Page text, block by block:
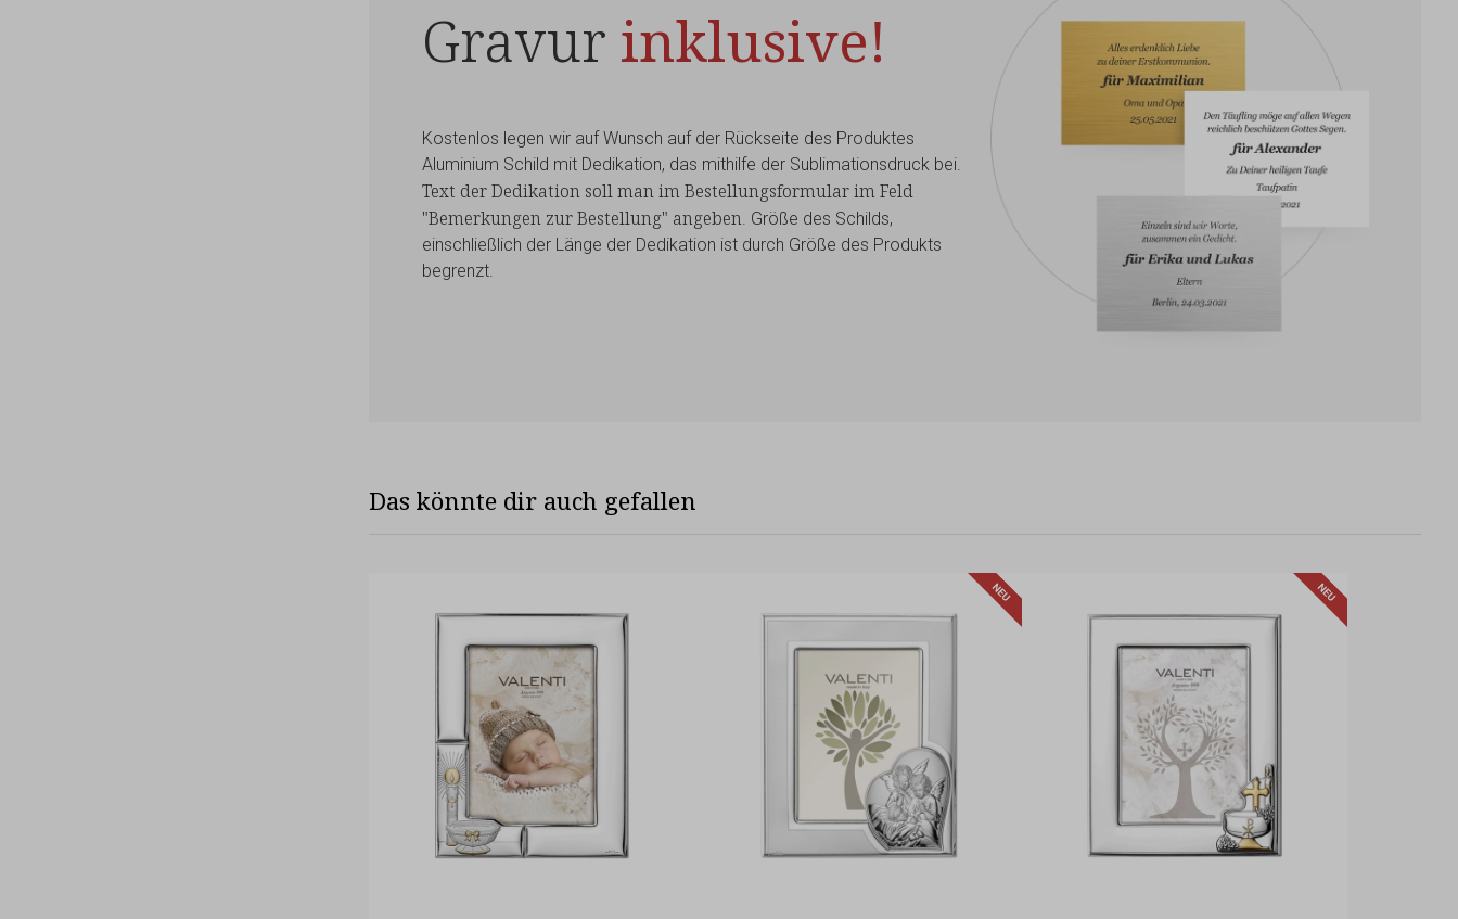
Gravur inklusive!
Kostenlos legen wir auf Wunsch auf der Rückseite des Produktes
Aluminium Schild mit Dedikation, das mithilfe der Sublimationsdruck bei.
Text der Dedikation soll man im Bestellungsformular im Feld
"Bemerkungen zur Bestellung" angeben . Größe des Schilds,
einschließlich der Länge der Dedikation ist durch Größe des Produkts
begrenzt.
Das könnte dir auch gefallen